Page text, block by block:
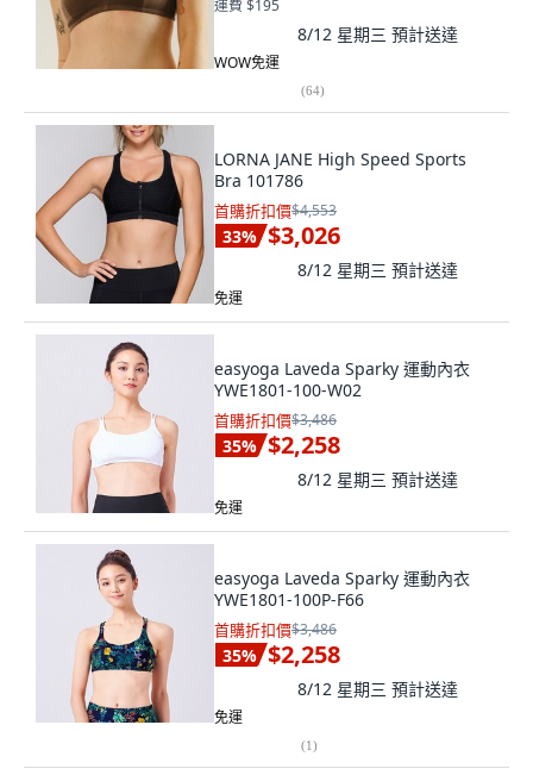
運費 $195
8/12 星期三 預計送達
WOW免運
(64)
LORNA JANE High Speed Sports
Bra 101786
首購折扣價$4,553
33% $3,026
8/12 星期三 預計送達
免運
easyoga Laveda Sparky 運動內衣
YWE1801-100-W02
首購折扣價$3,486
35% $2,258
8/12 星期三 預計送達
免運
easyoga Laveda Sparky 運動內衣
YWE1801-100P-F66
首購折扣價$3,486
35% $2,258
8/12 星期三 預計送達
免運
(1)